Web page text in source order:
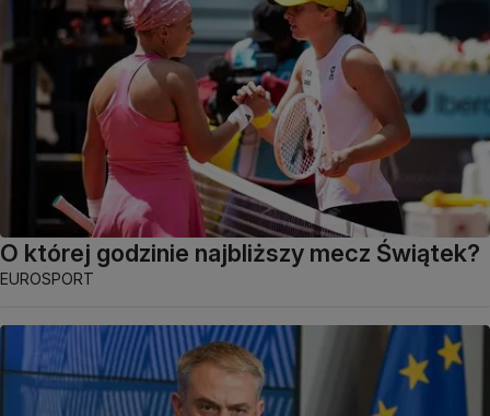
O której godzinie najbliższy mecz Świątek?
EUROSPORT